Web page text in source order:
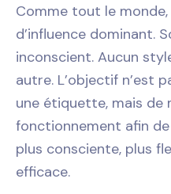
Comme tout le
d’influence dominant.
inconscient. Aucun
autre. L’objectif n’est
une étiquette, mais de
fonctionnement afin
plus consciente, plus
efficace.